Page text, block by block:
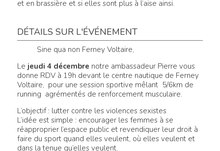
et en brassière et si elles sont plus à l’aise ainsi.
DÉTAILS SUR L'ÉVÉNEMENT
Sine qua non Ferney Voltaire,
Le jeudi 4 décembre notre ambassadeur Pierre vous
donne RDV à 19h devant le centre nautique de Ferney
Voltaire, pour une session sportive mêlant 5/6km de
running agrémentés de renforcement musculaire.
L’objectif : lutter contre les violences sexistes
L’idée est simple : encourager les femmes à se
réapproprier l’espace public et revendiquer leur droit à
faire du sport quand elles veulent, où elles veulent et
dans la tenue qu’elles veulent.